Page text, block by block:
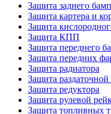
Защита заднего
Защита картера и
Защита
Защита КПП
Защита переднего
Защита передних
Защита радиатора
Защита раздаточной
Защита редуктора
Защита рулевой
Защита топливных